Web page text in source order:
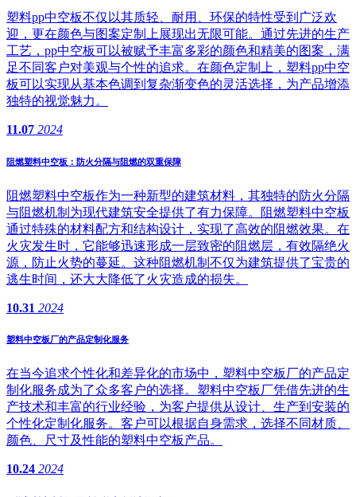
塑料pp中空板不仅以其质轻、耐用、环保的特性受到广泛欢
迎，更在颜色与图案定制上展现出无限可能。通过先进的生产
工艺，pp中空板可以被赋予丰富多彩的颜色和精美的图案，满
足不同客户对美观与个性的追求。在颜色定制上，塑料pp中空
板可以实现从基本色调到复杂渐变色的灵活选择，为产品增添
独特的视觉魅力。
11.07 2024
阻燃塑料中空板：防火分隔与阻燃的双重保障
阻燃塑料中空板作为一种新型的建筑材料，其独特的防火分隔
与阻燃机制为现代建筑安全提供了有力保障。阻燃塑料中空板
通过特殊的材料配方和结构设计，实现了高效的阻燃效果。在
火灾发生时，它能够迅速形成一层致密的阻燃层，有效隔绝火
源，防止火势的蔓延。这种阻燃机制不仅为建筑提供了宝贵的
逃生时间，还大大降低了火灾造成的损失。
10.31 2024
塑料中空板厂的产品定制化服务
在当今追求个性化和差异化的市场中，塑料中空板厂的产品定
制化服务成为了众多客户的选择。塑料中空板厂凭借先进的生
产技术和丰富的行业经验，为客户提供从设计、生产到安装的
个性化定制化服务。客户可以根据自身需求，选择不同材质、
颜色、尺寸及性能的塑料中空板产品。
10.24 2024